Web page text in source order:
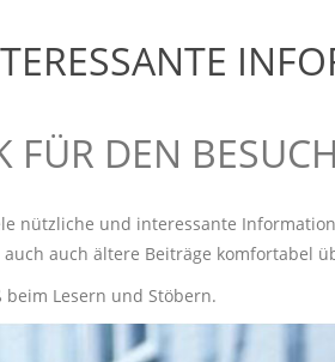
FÜR DEN
nützliche und interessante
auch ältere Beiträge komfortabel
Lesern und Stöbern.